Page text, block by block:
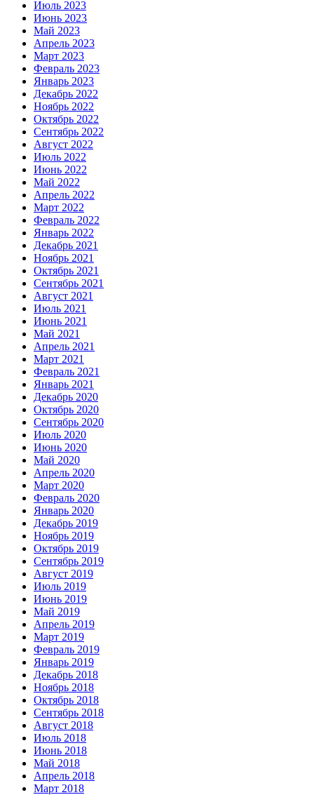
Июль 2023
Июнь 2023
Май 2023
Апрель 2023
Март 2023
Февраль 2023
Январь 2023
Декабрь 2022
Ноябрь 2022
Октябрь 2022
Сентябрь 2022
Август 2022
Июль 2022
Июнь 2022
Май 2022
Апрель 2022
Март 2022
Февраль 2022
Январь 2022
Декабрь 2021
Ноябрь 2021
Октябрь 2021
Сентябрь 2021
Август 2021
Июль 2021
Июнь 2021
Май 2021
Апрель 2021
Март 2021
Февраль 2021
Январь 2021
Декабрь 2020
Октябрь 2020
Сентябрь 2020
Июль 2020
Июнь 2020
Май 2020
Апрель 2020
Март 2020
Февраль 2020
Январь 2020
Декабрь 2019
Ноябрь 2019
Октябрь 2019
Сентябрь 2019
Август 2019
Июль 2019
Июнь 2019
Май 2019
Апрель 2019
Март 2019
Февраль 2019
Январь 2019
Декабрь 2018
Ноябрь 2018
Октябрь 2018
Сентябрь 2018
Август 2018
Июль 2018
Июнь 2018
Май 2018
Апрель 2018
Март 2018